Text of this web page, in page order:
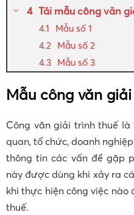
Tải mẫu công văn
Mẫu số 1
Mẫu số 2
Mẫu số 3
Mẫu công văn
Công văn giải trình thuế
quan, tổ chức, doanh
thông tin các vấn đề gặp
này được dùng khi xảy ra
khi thực hiện công việc
thuế.